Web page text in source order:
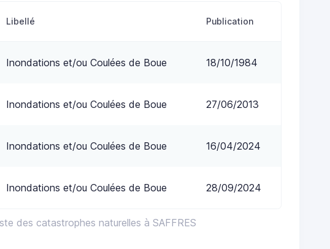
des catastrophes naturelles à SAFFRES
Libellé Publication
Inondations et/ou Coulées de Boue 18/10/1984
Inondations et/ou Coulées de Boue 27/06/2013
Inondations et/ou Coulées de Boue 16/04/2024
Inondations et/ou Coulées de Boue 28/09/2024